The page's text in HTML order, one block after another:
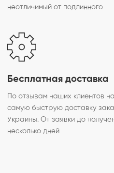
неотличимый от подлинного
Бесплатная доставка
По отзывам наших клиентов
самую быструю доставку
Украины. От заявки до
несколько дней